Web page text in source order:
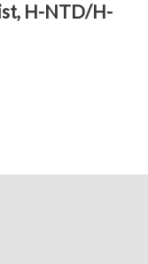
H-NTD/H-